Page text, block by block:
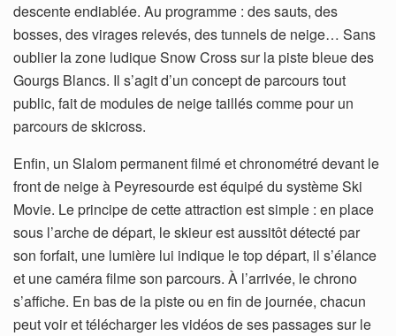
descente endiablée. Au programme : des sauts, des
bosses, des virages relevés, des tunnels de neige… Sans
oublier la zone ludique Snow Cross sur la piste bleue des
Gourgs Blancs. Il s’agit d’un concept de parcours tout
public, fait de modules de neige taillés comme pour un
parcours de skicross.
Enfin, un Slalom permanent filmé et chronométré devant le
front de neige à Peyresourde est équipé du système Ski
Movie. Le principe de cette attraction est simple : en place
sous l’arche de départ, le skieur est aussitôt détecté par
son forfait, une lumière lui indique le top départ, il s’élance
et une caméra filme son parcours. À l’arrivée, le chrono
s’affiche. En bas de la piste ou en fin de journée, chacun
peut voir et télécharger les vidéos de ses passages sur le